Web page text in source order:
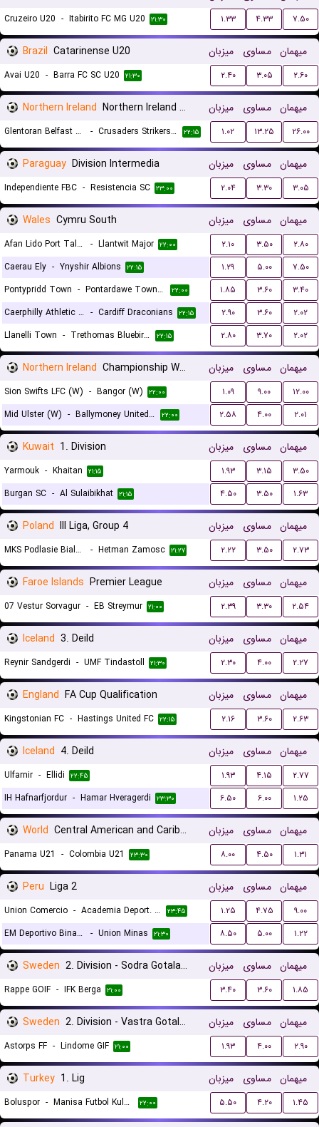
Cruzeiro U20 - Itabirito FC MG U20 ۲۱:۳۰ ۱.۳۳ ۴.۳۳ ۷.۵۰
Brazil Catarinense U20 میزبان مساوی میهمان
Avai U20 - Barra FC SC U20 ۲۱:۳۰ ۲.۴۰ ۳.۰۵ ۲.۶۰
Northern Ireland Northern Ireland Premier League Women میزبان مساوی میهمان
Glentoran Belfast United (W) - Crusaders Strikers FC (W) ۲۲:۱۵ ۱.۰۲ ۱۳.۲۵ ۲۶.۰۰
Paraguay Division Intermedia میزبان مساوی میهمان
Independiente FBC - Resistencia SC ۲۳:۰۰ ۲.۰۴ ۳.۳۰ ۳.۰۵
Wales Cymru South میزبان مساوی میهمان
Afan Lido Port Talbot - Llantwit Major ۲۲:۰۰ ۲.۱۰ ۳.۵۰
۲.۸۰
Caerau Ely - Ynyshir Albions ۲۲:۱۵ ۱.۲۹ ۵.۰۰
۷.۵۰
Pontypridd Town - Pontardawe Town A.F.C. ۲۲:۰۰ ۱.۸۵ ۳.۶۰
۳.۴۰
Caerphilly Athletic FC - Cardiff Draconians ۲۲:۱۵ ۲.۹۰ ۳.۶۰
۲.۰۲
Llanelli Town - Trethomas Bluebirds ۲۲:۱۵ ۲.۸۰ ۳.۷۰ ۲.۰۲
Northern Ireland Championship Women میزبان مساوی میهمان
Sion Swifts LFC (W) - Bangor (W) ۲۲:۰۰ ۱.۰۹ ۹.۰۰
۱۲.۰۰
Mid Ulster (W) - Ballymoney United (W) ۲۲:۰۰ ۲.۵۸ ۴.۰۰ ۲.۰۱
Kuwait 1. Division میزبان مساوی میهمان
Yarmouk - Khaitan ۲۱:۱۵ ۱.۹۳ ۳.۱۵
۳.۵۰
Burgan SC - Al Sulaibikhat ۲۱:۱۵ ۴.۵۰ ۳.۵۰ ۱.۶۳
Poland III Liga, Group 4 میزبان مساوی میهمان
MKS Podlasie Biala Podlaska - Hetman Zamosc ۲۱:۲۷ ۲.۲۲ ۳.۵۰ ۲.۷۳
Faroe Islands Premier League میزبان مساوی میهمان
07 Vestur Sorvagur - EB Streymur ۲۱:۰۰ ۲.۳۹ ۳.۳۰ ۲.۵۴
Iceland 3. Deild میزبان مساوی میهمان
Reynir Sandgerdi - UMF Tindastoll ۲۱:۳۰ ۲.۳۰ ۴.۰۰ ۲.۲۷
England FA Cup Qualification میزبان مساوی میهمان
Kingstonian FC - Hastings United FC ۲۲:۱۵ ۲.۱۶ ۳.۶۰ ۲.۶۳
Iceland 4. Deild میزبان مساوی میهمان
Ulfarnir - Ellidi ۲۲:۴۵ ۱.۹۳ ۴.۱۵
۲.۷۷
IH Hafnarfjordur - Hamar Hveragerdi ۲۳:۳۰ ۶.۵۰ ۶.۰۰ ۱.۲۵
World Central American and Caribbean Games میزبان مساوی میهمان
Panama U21 - Colombia U21 ۲۳:۳۰ ۸.۰۰ ۴.۵۰ ۱.۳۱
Peru Liga 2 میزبان مساوی میهمان
Union Comercio - Academia Deport. Cantolao ۲۳:۴۵ ۱.۲۵ ۴.۷۵
۹.۰۰
EM Deportivo Binacional
- Union Minas ۲۱:۳۰ ۸.۵۰ ۵.۰۰ ۱.۲۲
Sweden 2. Division - Sodra Gotaland میزبان مساوی میهمان
Rappe GOIF - IFK Berga ۲۱:۰۰ ۳.۴۰ ۳.۶۰ ۱.۸۵
Sweden 2. Division - Vastra Gotaland میزبان مساوی میهمان
Astorps FF - Lindome GIF ۲۱:۰۰ ۱.۹۳ ۴.۰۰ ۲.۹۰
Turkey 1. Lig میزبان مساوی میهمان
Boluspor - Manisa Futbol Kulubu ۲۲:۰۰ ۵.۵۰ ۴.۲۰ ۱.۴۵